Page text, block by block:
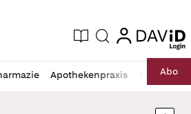
Zeitung
Aktuelle Ausgabe
Suche login
login
Apothekenpraxis RechtAbo